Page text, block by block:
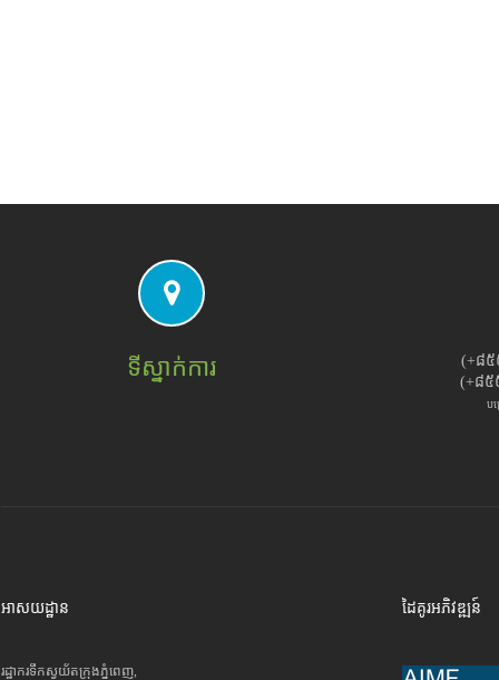
ទីស្នាក់ការ
(+៨
(+៨
ប
អាសយដ្ឋាន
រដ្ឋាករទឹកស្វយ័តក្រុងភ្នំពេញ,
ដៃគូរអភិវឌ្ឍន៍